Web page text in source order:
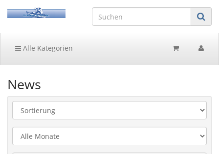
Alle Kategorien
News